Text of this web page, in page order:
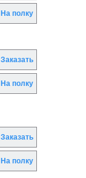
На полку
Заказать
На полку
Заказать
На полку